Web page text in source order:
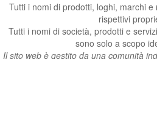
Tutti i nomi di prodotti, loghi, marchi
rispettivi
Tutti i nomi di società, prodotti e
sono solo a scopo
Il sito web è gestito da una comunità